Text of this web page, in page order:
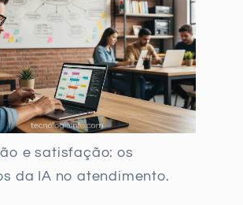
e satisfação: os
da IA no atendimento.